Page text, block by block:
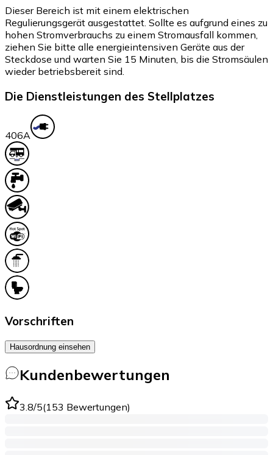
Dieser Bereich ist mit einem elektrischen
Regulierungsgerät ausgestattet. Sollte es aufgrund eines zu
hohen Stromverbrauchs zu einem Stromausfall kommen,
ziehen Sie bitte alle energieintensiven Geräte aus der
Steckdose und warten Sie 15 Minuten, bis die Stromsäulen
wieder betriebsbereit sind.
Die Dienstleistungen des Stellplatzes
406A
Vorschriften
Hausordnung einsehen
Kundenbewertungen
3.8/5(153 Bewertungen)